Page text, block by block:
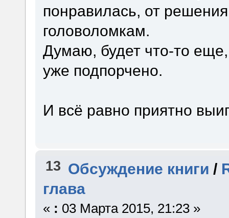
понравилась, от решения
головоломкам.
Думаю, будет что-то
уже подпорчено.
И всё равно приятно
13 Обсуждение книги /
глава
« : 03 Марта 2015, 21:23 »